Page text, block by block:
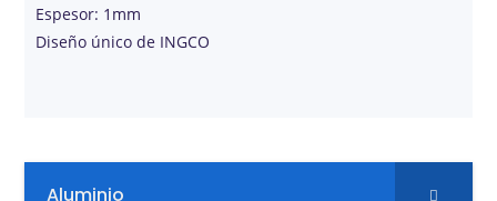
Espesor: 1mm
Diseño único de INGCO
Aluminio